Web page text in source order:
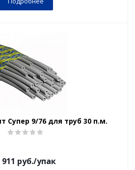
Супер 9/76 для труб 30 п.м.
911 руб./упак